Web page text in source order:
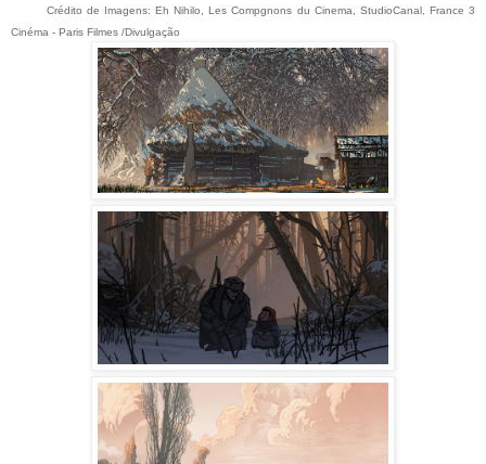
Crédito de Imagens:Eh Nihilo, Les Compgnons du Cinema, StudioCanal, France 3
Cinéma - Paris Filmes /Divulgação